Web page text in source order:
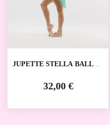
JUPETTE STELLA BALLET
32,00 €